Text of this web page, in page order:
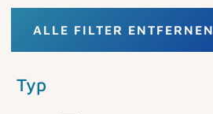
ALLE FILTER ENTFERNEN
Typ